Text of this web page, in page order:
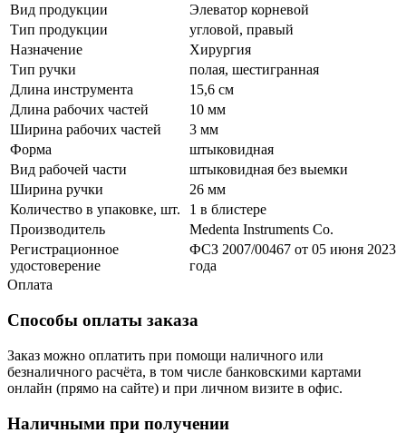
Вид продукции
Элеватор корневой
Тип продукции
угловой, правый
Назначение
Хирургия
Тип ручки
полая, шестигранная
Длина инструмента
15,6 см
Длина рабочих частей
10 мм
Ширина рабочих частей
3 мм
Форма
штыковидная
Вид рабочей части
штыковидная без выемки
Ширина ручки
26 мм
Количество в упаковке, шт.
1 в блистере
Производитель
Medenta Instruments Co.
Регистрационное
удостоверение
ФСЗ 2007/00467 от 05 июня 2023
года
Оплата
Способы оплаты заказа
Заказ можно оплатить при помощи наличного или
безналичного расчёта, в том числе банковскими картами
онлайн (прямо на сайте) и при личном визите в офис.
Наличными при получении